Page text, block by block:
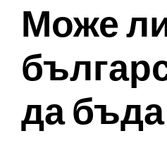
Може
да бъда